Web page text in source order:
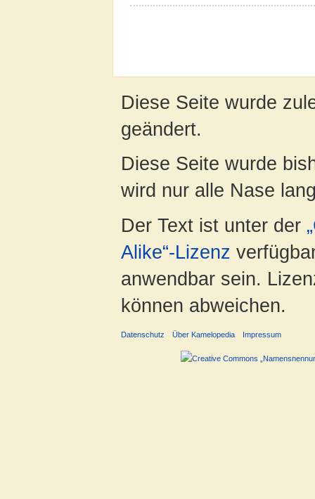
Diese Seite wurde
geändert.
Diese Seite wurde
wird nur alle Nase
Der Text ist unter der
Alike“-Lizenz
anwendbar sein.
können abweichen.
Datenschutz Über Kamelopedia Impressum